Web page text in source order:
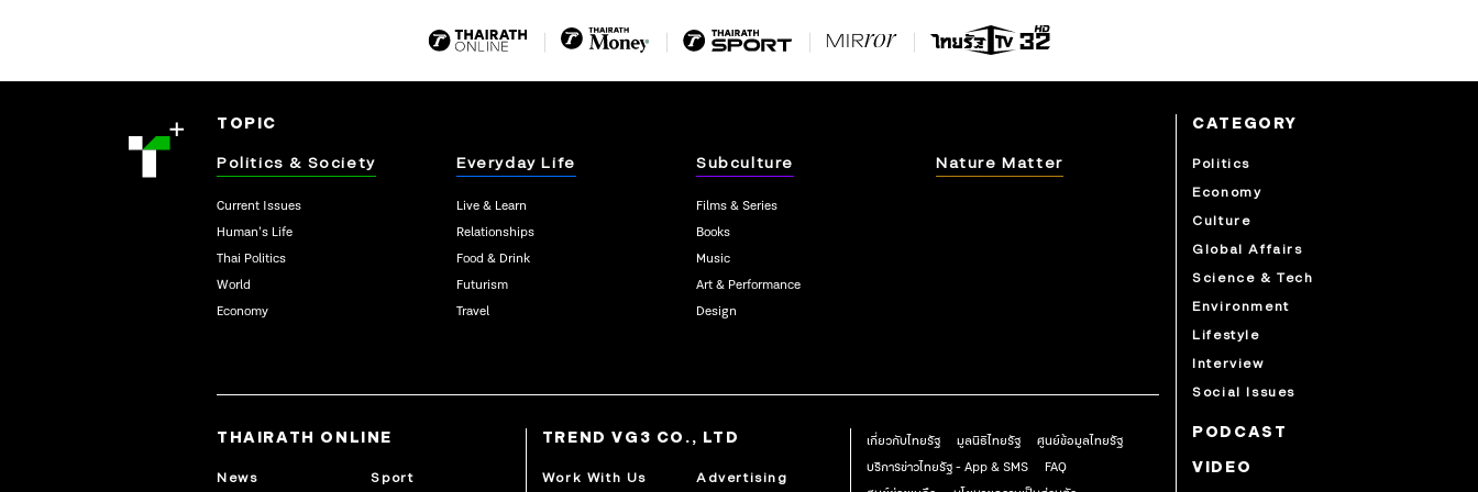
TOPIC
Politics & Society
Current Issues
Human’s Life
Thai Politics
World
Economy
Everyday Life
Live & Learn
Relationships
Food & Drink
Futurism
Travel
Subculture
Films & Series
Books
Music
Art & Performance
Design
Nature Matter
CATEGORY
Politics
Economy
Culture
Global Affairs
Science & Tech
Environment
Lifestyle
Interview
Social Issues
PODCAST
VIDEO
THAIRATH ONLINE
News Sport
TREND VG3 CO., LTD
Work With Us Advertising
เกี่ยวกับไทยรัฐ มูลนิธิไทยรัฐ
ศูนย์ข้อมูลไทยรัฐ
บริการข่าวไทยรัฐ - App & SMS
FAQ